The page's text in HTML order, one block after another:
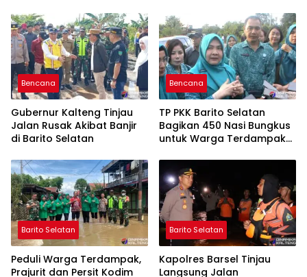
Bencana
Gubernur Kalteng Tinjau
Jalan Rusak Akibat Banjir
di Barito Selatan
Bencana
TP PKK Barito Selatan
Bagikan 450 Nasi Bungkus
untuk Warga Terdampak
Barito Selatan
Peduli Warga Terdampak,
Prajurit dan Persit Kodim
Barito Selatan
Kapolres Barsel Tinjau
Langsung Jalan